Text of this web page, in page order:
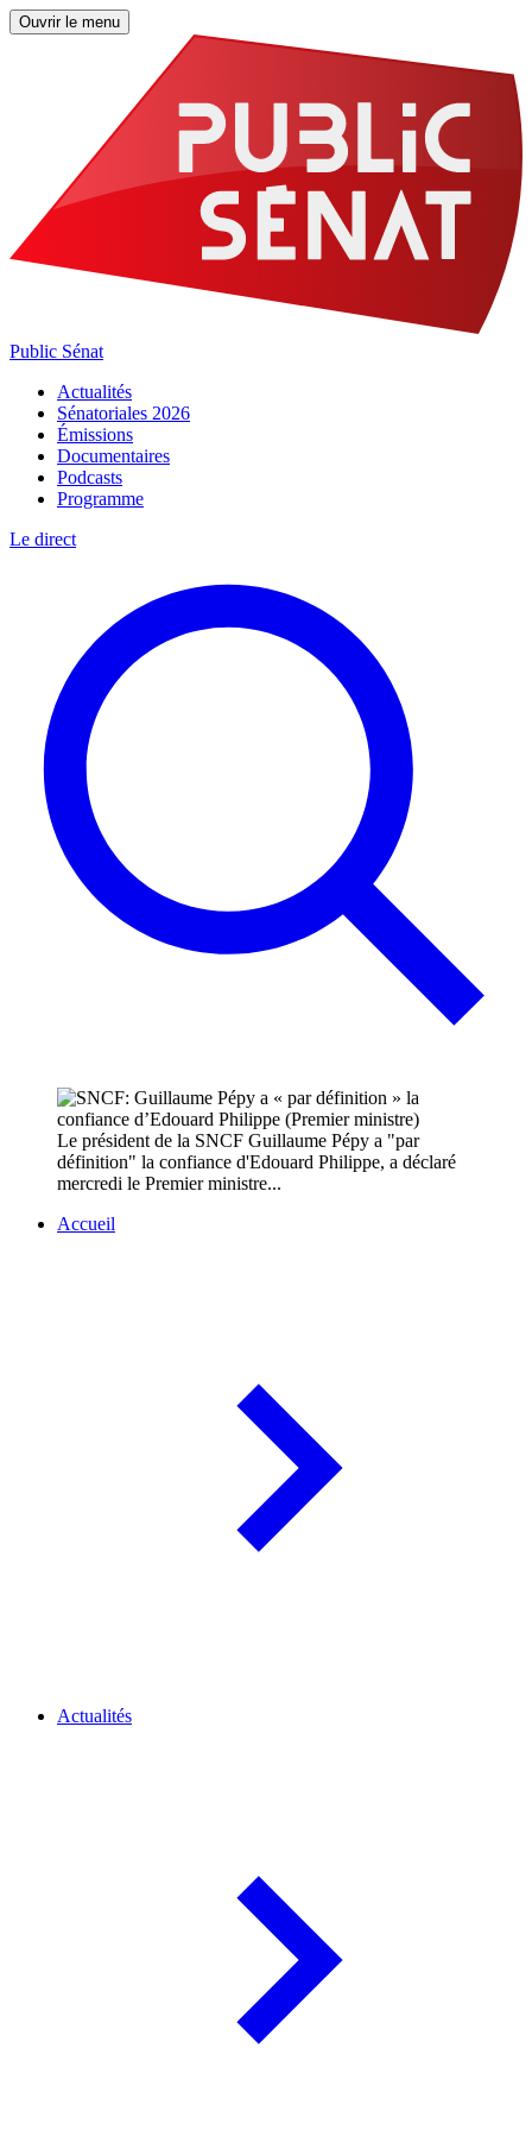
Ouvrir le menu
Public Sénat
Actualités
Sénatoriales 2026
Émissions
Documentaires
Podcasts
Programme
Le direct
Le président de la SNCF Guillaume Pépy a "par
définition" la confiance d'Edouard Philippe, a déclaré
mercredi le Premier ministre...
Accueil
Actualités